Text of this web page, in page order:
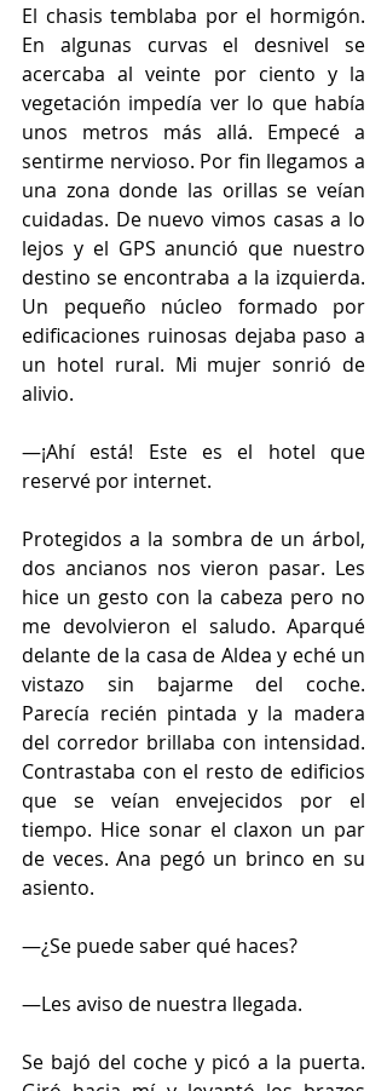
El chasis temblaba por el hormigón.
En algunas curvas el desnivel se
acercaba al veinte por ciento y la
vegetación impedía ver lo que había
unos metros más allá. Empecé a
sentirme nervioso. Por fin llegamos a
una zona donde las orillas se veían
cuidadas. De nuevo vimos casas a lo
lejos y el GPS anunció que nuestro
destino se encontraba a la izquierda.
Un pequeño núcleo formado por
edificaciones ruinosas dejaba paso a
un hotel rural. Mi mujer sonrió de
alivio.
—¡Ahí está! Este es el hotel que
reservé por internet.
Protegidos a la sombra de un árbol,
dos ancianos nos vieron pasar. Les
hice un gesto con la cabeza pero no
me devolvieron el saludo. Aparqué
delante de la casa de Aldea y eché un
vistazo sin bajarme del coche.
Parecía recién pintada y la madera
del corredor brillaba con intensidad.
Contrastaba con el resto de edificios
que se veían envejecidos por el
tiempo. Hice sonar el claxon un par
de veces. Ana pegó un brinco en su
asiento.
—¿Se puede saber qué haces?
—Les aviso de nuestra llegada.
Se bajó del coche y picó a la puerta.